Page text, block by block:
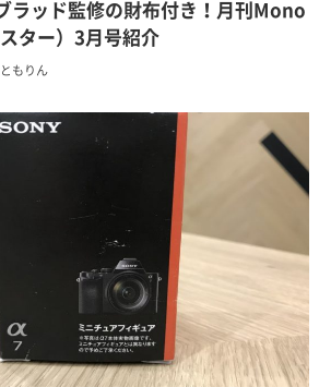
ラッド監修の財布付き！月刊Mono
ター）3月号紹介
もりん